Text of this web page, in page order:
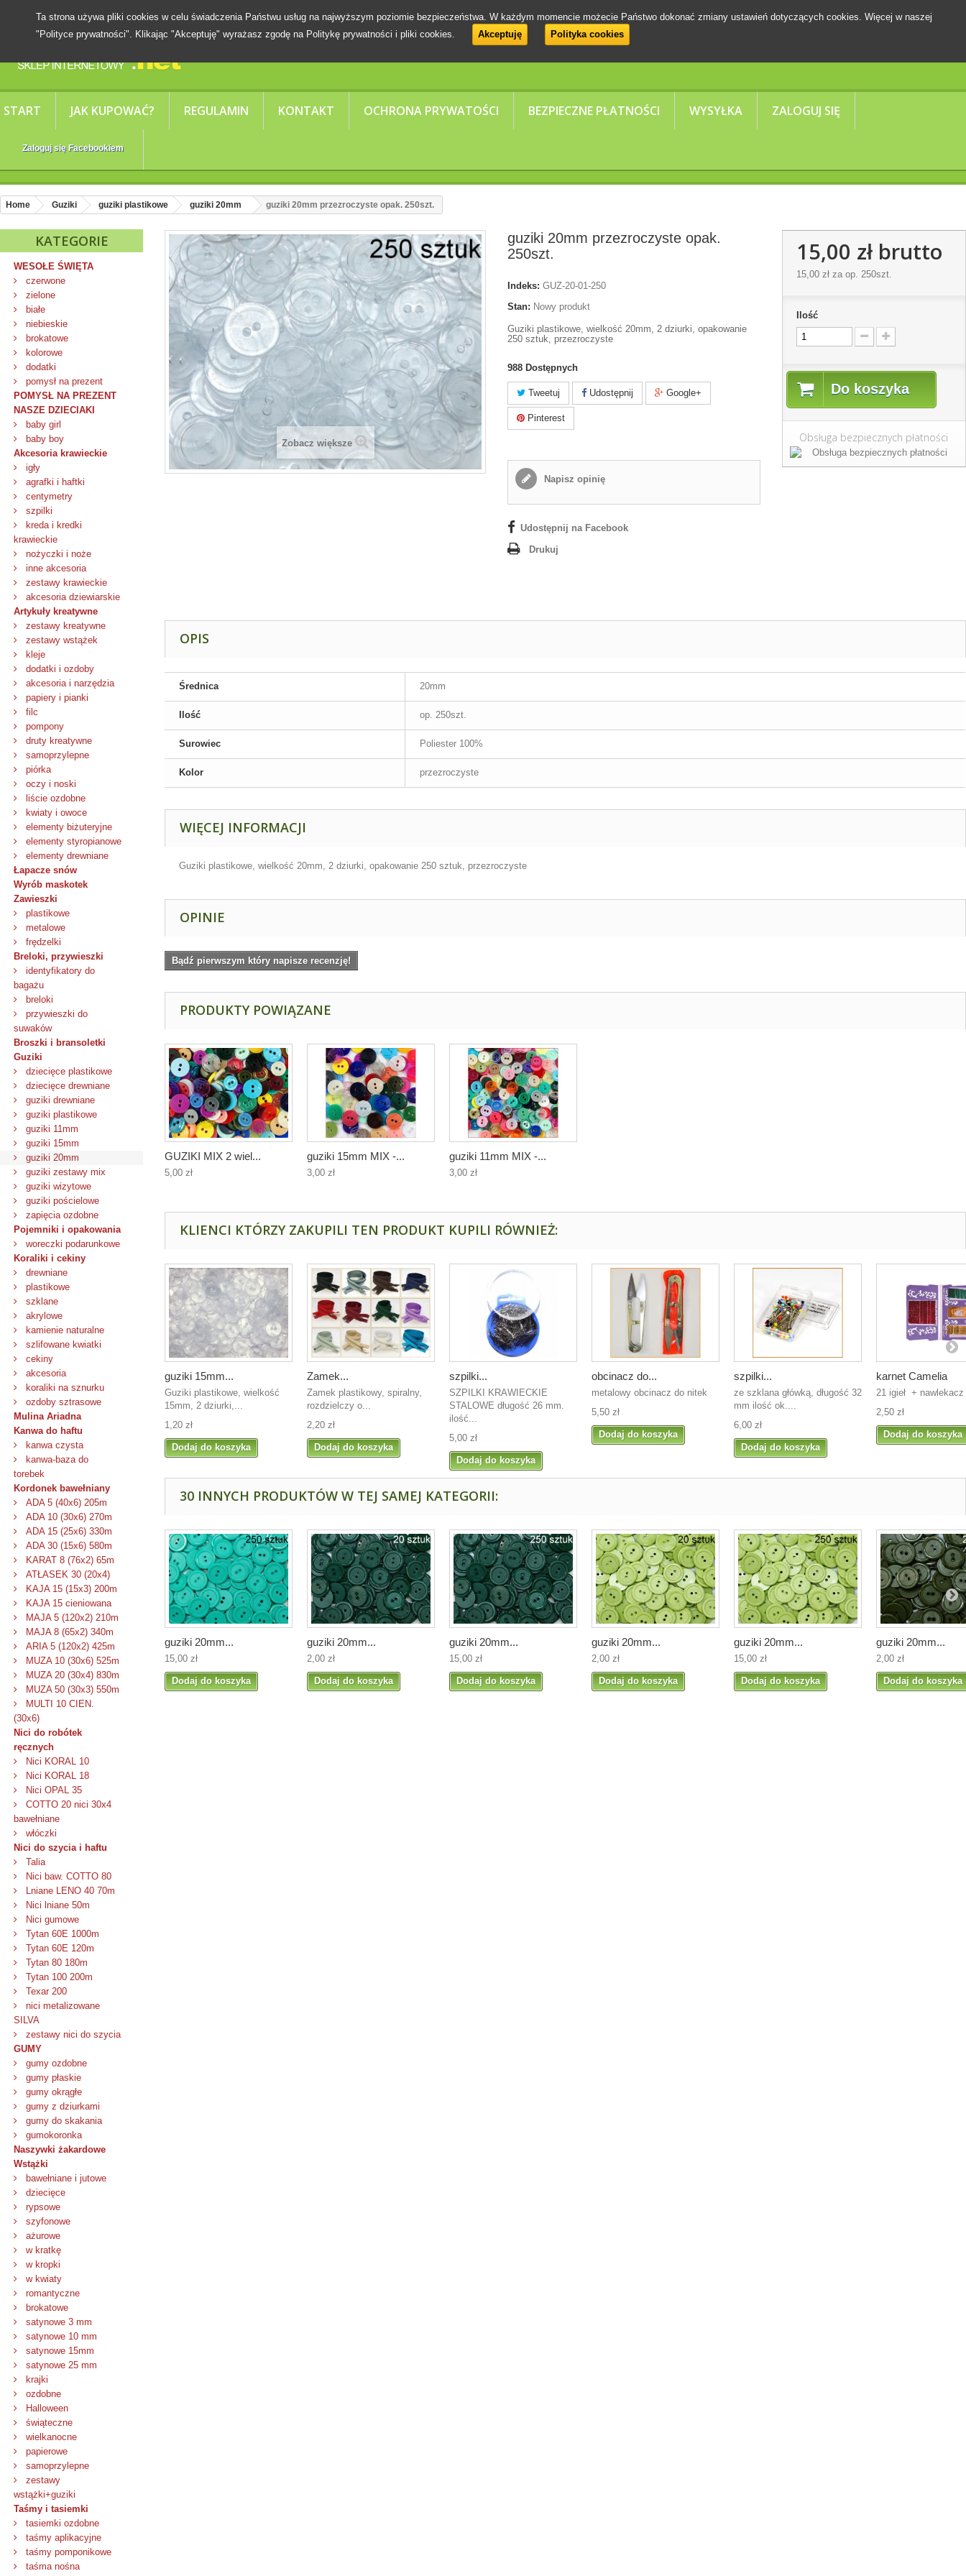
START JAK KUPOWAĆ? REGULAMIN KONTAKT OCHRONA PRYWATOŚCI BEZPIECZNE PŁATNOŚCI WYSYŁKA ZALOGUJ SIĘ
Zaloguj się Facebookiem
Ta strona używa pliki cookies w celu świadczenia Państwu usług na najwyższym poziomie bezpieczeństwa. W każdym momencie możecie Państwo dokonać zmiany ustawień dotyczących cookies. Więcej w naszej
"Polityce prywatności". Klikając "Akceptuję" wyrażasz zgodę na Politykę prywatności i pliki cookies.
Akceptuję Polityka cookies
Home Guziki guziki plastikowe guziki 20mm guziki 20mm przezroczyste opak. 250szt.
KATEGORIE
WESOŁE ŚWIĘTA
czerwone
zielone
białe
niebieskie
brokatowe
kolorowe
dodatki
pomysł na prezent
POMYSŁ NA PREZENT
NASZE DZIECIAKI
baby girl
baby boy
Akcesoria krawieckie
igły
agrafki i haftki
centymetry
szpilki
kreda i kredki
krawieckie
nożyczki i noże
inne akcesoria
zestawy krawieckie
akcesoria dziewiarskie
Artykuły kreatywne
zestawy kreatywne
zestawy wstążek
kleje
dodatki i ozdoby
akcesoria i narzędzia
papiery i pianki
filc
pompony
druty kreatywne
samoprzylepne
piórka
oczy i noski
liście ozdobne
kwiaty i owoce
elementy biżuteryjne
elementy styropianowe
elementy drewniane
Łapacze snów
Wyrób maskotek
Zawieszki
plastikowe
metalowe
frędzelki
Breloki, przywieszki
identyfikatory do
bagażu
breloki
przywieszki do
suwaków
Broszki i bransoletki
Guziki
dziecięce plastikowe
dziecięce drewniane
guziki drewniane
guziki plastikowe
guziki 11mm
guziki 15mm
guziki 20mm
guziki zestawy mix
guziki wizytowe
guziki pościelowe
zapięcia ozdobne
Pojemniki i opakowania
woreczki podarunkowe
Koraliki i cekiny
drewniane
plastikowe
szklane
akrylowe
kamienie naturalne
szlifowane kwiatki
cekiny
akcesoria
koraliki na sznurku
ozdoby sztrasowe
Mulina Ariadna
Kanwa do haftu
kanwa czysta
kanwa-baza do
torebek
Kordonek bawełniany
ADA 5 (40x6) 205m
ADA 10 (30x6) 270m
ADA 15 (25x6) 330m
ADA 30 (15x6) 580m
KARAT 8 (76x2) 65m
ATŁASEK 30 (20x4)
KAJA 15 (15x3) 200m
KAJA 15 cieniowana
MAJA 5 (120x2) 210m
MAJA 8 (65x2) 340m
ARIA 5 (120x2) 425m
MUZA 10 (30x6) 525m
MUZA 20 (30x4) 830m
MUZA 50 (30x3) 550m
MULTI 10 CIEN.
(30x6)
Nici do robótek
ręcznych
Nici KORAL 10
Nici KORAL 18
Nici OPAL 35
COTTO 20 nici 30x4
bawełniane
włóczki
Nici do szycia i haftu
Talia
Nici baw. COTTO 80
Lniane LENO 40 70m
Nici lniane 50m
Nici gumowe
Tytan 60E 1000m
Tytan 60E 120m
Tytan 80 180m
Tytan 100 200m
Texar 200
nici metalizowane
SILVA
zestawy nici do szycia
GUMY
gumy ozdobne
gumy płaskie
gumy okrągłe
gumy z dziurkami
gumy do skakania
gumokoronka
Naszywki żakardowe
Wstążki
bawełniane i jutowe
dziecięce
rypsowe
szyfonowe
ażurowe
w kratkę
w kropki
w kwiaty
romantyczne
brokatowe
satynowe 3 mm
satynowe 10 mm
satynowe 15mm
satynowe 25 mm
krajki
ozdobne
Halloween
świąteczne
wielkanocne
papierowe
samoprzylepne
zestawy
wstążki+guziki
Taśmy i tasiemki
tasiemki ozdobne
taśmy aplikacyjne
taśmy pomponikowe
taśma nośna
Zobacz większe
guziki 20mm przezroczyste opak.
250szt.
Indeks: GUZ-20-01-250
Stan: Nowy produkt
Guziki plastikowe, wielkość 20mm, 2 dziurki, opakowanie
250 sztuk, przezroczyste
988 Dostępnych
Tweetuj Udostępnij Google+
Pinterest
Napisz opinię
Udostępnij na Facebook
Drukuj
15,00 złbrutto
15,00 złza op. 250szt.
Ilość
Do koszyka
Obsługa bezpiecznych płatności
OPIS
Średnica 20mm
Ilość op. 250szt.
Surowiec Poliester 100%
Kolor przezroczyste
WIĘCEJ INFORMACJI
Guziki plastikowe, wielkość 20mm, 2 dziurki, opakowanie 250 sztuk, przezroczyste
OPINIE
Bądź pierwszym który napisze recenzję!
PRODUKTY POWIĄZANE
GUZIKI MIX 2 wiel...
5,00 zł
guziki 15mm MIX -...
3,00 zł
guziki 11mm MIX -...
3,00 zł
KLIENCI KTÓRZY ZAKUPILI TEN PRODUKT KUPILI RÓWNIEŻ:
guziki 15mm...
Guziki plastikowe, wielkość
15mm, 2 dziurki,...
1,20 zł
Dodaj do koszyka
Zamek...
Zamek plastikowy, spiralny,
rozdzielczy o...
2,20 zł
Dodaj do koszyka
szpilki...
SZPILKI KRAWIECKIE
STALOWE długość 26 mm.
ilość...
5,00 zł
Dodaj do koszyka
obcinacz do...
metalowy obcinacz do nitek
5,50 zł
Dodaj do koszyka
szpilki...
ze szklana główką, długość 32
mm ilość ok....
6,00 zł
Dodaj do koszyka
karnet Camelia
21 igieł + nawlekacz
2,50 zł
Dodaj do koszyka
30 INNYCH PRODUKTÓW W TEJ SAMEJ KATEGORII:
guziki 20mm...
15,00 zł
Dodaj do koszyka
guziki 20mm...
2,00 zł
Dodaj do koszyka
guziki 20mm...
15,00 zł
Dodaj do koszyka
guziki 20mm...
2,00 zł
Dodaj do koszyka
guziki 20mm...
15,00 zł
Dodaj do koszyka
guziki 20mm...
2,00 zł
Dodaj do koszyka